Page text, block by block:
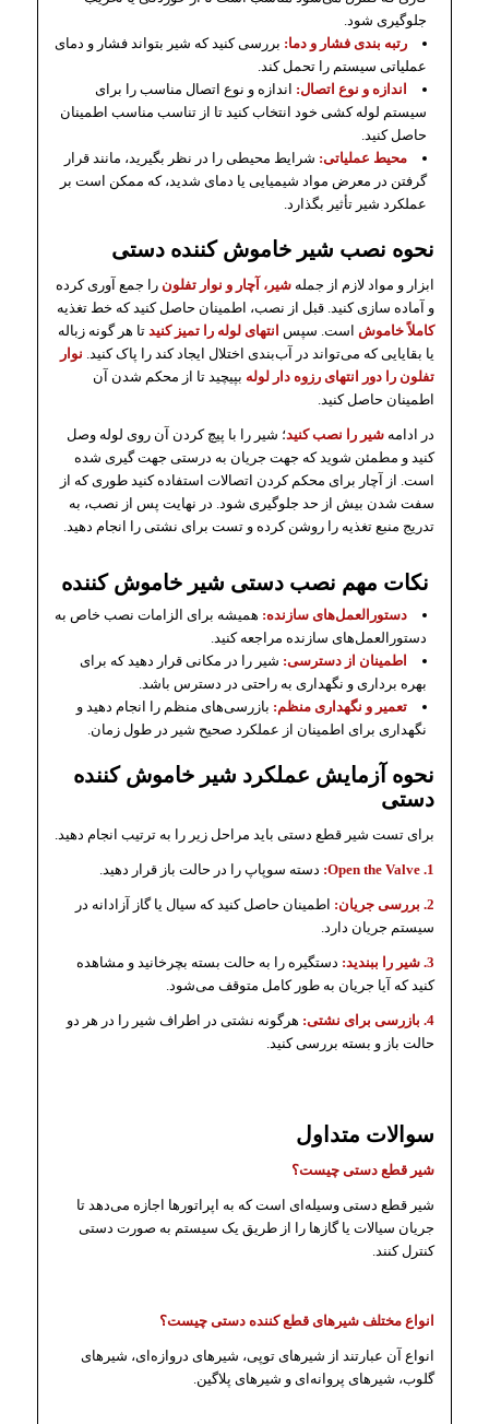
جلوگیری شود.
رتبه بندی فشار و دما: بررسی کنید که شیر بتواند فشار و دمای
عملیاتی سیستم را تحمل کند.
اندازه و نوع اتصال: اندازه و نوع اتصال مناسب را برای
سیستم لوله کشی خود انتخاب کنید تا از تناسب مناسب اطمینان
حاصل کنید.
محیط عملیاتی: شرایط محیطی را در نظر بگیرید، مانند قرار
گرفتن در معرض مواد شیمیایی یا دمای شدید، که ممکن است بر
عملکرد شیر تأثیر بگذارد.
نحوه نصب شیر خاموش کننده دستی
ابزار و مواد لازم از جمله شیر، آچار و نوار تفلون را جمع آوری کرده
و آماده سازی کنید. قبل از نصب، اطمینان حاصل کنید که خط تغذیه
کاملاً خاموش است. سپس انتهای لوله را تمیز کنیدتا هر گونه زباله
یا بقایایی که می‌تواند در آب‌بندی اختلال ایجاد کند را پاک کنید. نوار
تفلون را دور انتهای رزوه دار لوله بپیچید تا از محکم شدن آن
اطمینان حاصل کنید.
در ادامه شیر را نصب کنید؛ شیر را با پیچ کردن آن روی لوله وصل
کنید و مطمئن شوید که جهت جریان به درستی جهت گیری شده
است. از آچار برای محکم کردن اتصالات استفاده کنید طوری که از
سفت شدن بیش از حد جلوگیری شود. در نهایت پس از نصب، به
تدریج منبع تغذیه را روشن کرده و تست برای نشتی را انجام دهید.
نکات مهم نصب دستی شیر خاموش کننده
دستورالعمل‌های سازنده: همیشه برای الزامات نصب خاص به
دستورالعمل‌های سازنده مراجعه کنید.
اطمینان از دسترسی: شیر را در مکانی قرار دهید که برای
بهره برداری و نگهداری به راحتی در دسترس باشد.
تعمیر و نگهداری منظم: بازرسی‌های منظم را انجام دهید و
نگهداری برای اطمینان از عملکرد صحیح شیر در طول زمان.
نحوه آزمایش عملکرد شیر خاموش کننده
دستی
برای تست شیر ​​قطع دستی باید مراحل زیر را به ترتیب انجام دهید.
1. Open the Valve: دسته سوپاپ را در حالت باز قرار دهید.
2. بررسی جریان:
اطمینان حاصل کنید که سیال یا گاز آزادانه در
سیستم جریان دارد.
3. شیر را ببندید:
دستگیره را به حالت بسته بچرخانید و مشاهده
کنید که آیا جریان به طور کامل متوقف می‌شود.
4. بازرسی برای نشتی:
هرگونه نشتی در اطراف شیر را در هر دو
حالت باز و بسته بررسی کنید.
سوالات متداول
شیر قطع دستی چیست؟
شیر قطع دستی وسیله‌ای است که به اپراتورها اجازه می‌دهد تا
جریان سیالات یا گازها را از طریق یک سیستم به صورت دستی
کنترل کنند.
انواع مختلف شیرهای قطع کننده دستی چیست؟
انواع آن عبارتند از شیرهای توپی، شیرهای دروازه‌ای، شیرهای
گلوب، شیرهای پروانه‌ای و شیرهای پلاگین.